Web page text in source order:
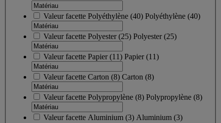
Valeur facette Polyéthylène (40) Polyéthylène (40)
Valeur facette Polyester(25) Polyester(25)
Valeur facette Papier(11) Papier(11)
Valeur facette Carton (8) Carton (8)
Valeur facette Polypropylène (8) Polypropylène (8)
Valeur facette Aluminium (3) Aluminium (3)